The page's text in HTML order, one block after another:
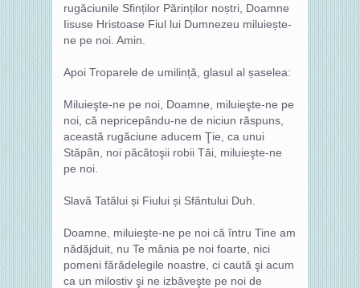
rugăciunile Sfinților Părinților noștri, Doamne
Iisuse Hristoase Fiul lui Dumnezeu miluiește-
ne pe noi. Amin.
Apoi Troparele de umilință, glasul al șaselea:
Miluieşte-ne pe noi, Doamne, miluieşte-ne pe
noi, că nepricepându-ne de niciun răspuns,
această rugăciune aducem Ţie, ca unui
Stăpân, noi păcătoşii robii Tăi, miluieşte-ne
pe noi.
Slavă Tatălui și Fiului și Sfântului Duh.
Doamne, miluieşte-ne pe noi că întru Tine am
nădăjduit, nu Te mânia pe noi foarte, nici
pomeni fărădelegile noastre, ci caută şi acum
ca un milostiv şi ne izbăveşte pe noi de